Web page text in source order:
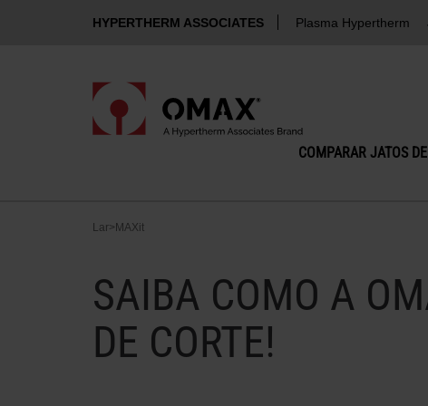
HYPERTHERM ASSOCIATES Plasma Hypertherm
COMPARAR JATOS
Lar> MAXit
SAIBA COMO A
DE CORTE!